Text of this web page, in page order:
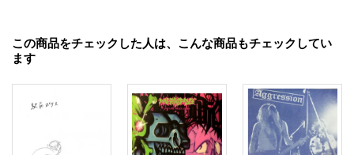
この商品をチェックした人は、こんな商品もチェックしてい
ます